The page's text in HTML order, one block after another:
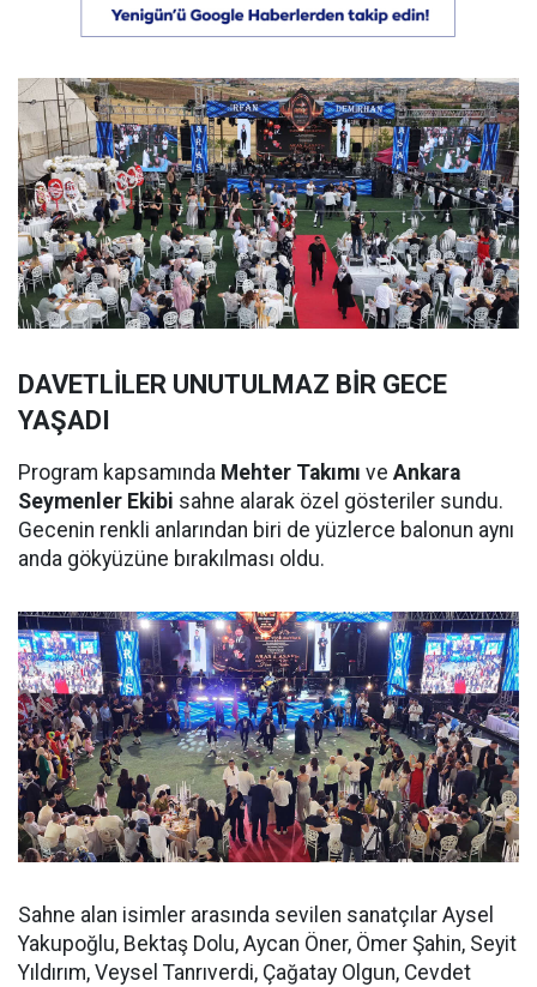
DAVETLİLER UNUTULMAZ BİR GECE
YAŞADI
Program kapsamında Mehter Takımı ve Ankara
Seymenler Ekibi sahne alarak özel gösteriler sundu.
Gecenin renkli anlarından biri de yüzlerce balonun aynı
anda gökyüzüne bırakılması oldu.
Sahne alan isimler arasında sevilen sanatçılar Aysel
Yakupoğlu, Bektaş Dolu, Aycan Öner, Ömer Şahin, Seyit
Yıldırım, Veysel Tanrıverdi, Çağatay Olgun, Cevdet